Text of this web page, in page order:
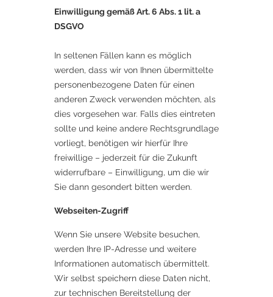
Einwilligung gemäß Art. 6 Abs. 1 lit. a
DSGVO​
In seltenen Fällen kann es möglich
werden, dass wir von Ihnen übermittelte
personenbezogene Daten für einen
anderen Zweck verwenden möchten, als
dies vorgesehen war. Falls dies eintreten
sollte und keine andere Rechtsgrundlage
vorliegt, benötigen wir hierfür Ihre
freiwillige – jederzeit für die Zukunft
widerrufbare – Einwilligung, um die wir
Sie dann gesondert bitten werden.
Webseiten-Zugriff
Wenn Sie unsere Website besuchen,
werden Ihre IP-Adresse und weitere
Informationen automatisch übermittelt.
Wir selbst speichern diese Daten nicht,
zur technischen Bereitstellung der